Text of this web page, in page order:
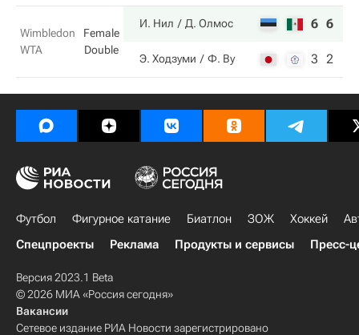
Wimbledon
WTA
Female
Double
И. Нил Д. Олмос 6 6
Э. Ходзуми Ф. Ву 3 2
Футбол Фигурное катание Биатлон ЗОЖ Хоккей
Спецпроекты
Реклама Продукты и сервисы Пресс-
Версия 2023.1 Beta
© 2026 МИА «Россия сегодня»
Вакансии
Сетевое издание РИА Новости зарегистрировано